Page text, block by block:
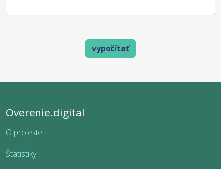
vypočítať
Overenie.digital
O projekte
Štatistiky